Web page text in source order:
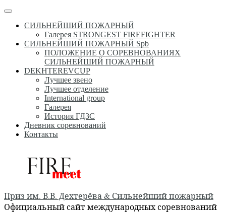
Перейти
содержимому
Меню
СИЛЬНЕЙШИЙ ПОЖАРНЫЙ
Галерея STRONGEST FIREFIGHTER
СИЛЬНЕЙШИЙ ПОЖАРНЫЙ Spb
ПОЛОЖЕНИЕ О СОРЕВНОВАНИЯХ
СИЛЬНЕЙШИЙ ПОЖАРНЫЙ
DEKHTEREVCUP
Лучшее звено
Лучшее отделение
International group
Галерея
История ГДЗС
Дневник соревнований
Контакты
Приз им. В.В. Дехтерёва & Сильнейший пожарный
Официальный сайт международных соревнований